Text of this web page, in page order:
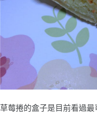
草莓捲的盒子是目前看過